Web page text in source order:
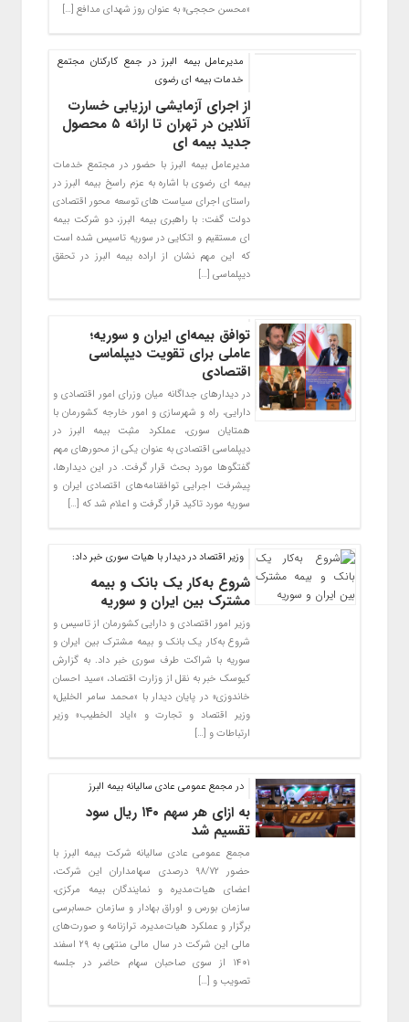
«محسن حججی» به عنوان روز شهدای مدافع […]
مدیرعامل بیمه البرز در جمع کارکنان مجتمع
خدمات بیمه ای رضوی
از اجرای آزمایشی ارزیابی خسارت
آنلاین در تهران تا ارائه ۵ محصول
جدید بیمه ای
مدیرعامل بیمه البرز با حضور در مجتمع خدمات
بیمه ای رضوی با اشاره به عزم راسخ بیمه البرز در
راستای اجرای سیاست های توسعه محور اقتصادی
دولت گفت: با راهبری بیمه البرز، دو شرکت بیمه
ای مستقیم و اتکایی در سوریه تاسیس شده است
که این مهم نشان از اراده بیمه البرز در تحقق
دیپلماسی […]
توافق بیمه‌ای ایران و سوریه؛
عاملی برای تقویت دیپلماسی
اقتصادی
در دیدارهای جداگانه میان وزرای امور اقتصادی و
دارایی، راه و شهرسازی و امور خارجه کشورمان با
همتایان سوری، عملکرد مثبت بیمه البرز در
دیپلماسی اقتصادی به عنوان یکی از محورهای مهم
گفتگوها مورد بحث قرار گرفت. در این دیدارها،
پیشرفت اجرایی توافقنامه‌های اقتصادی ایران و
سوریه مورد تاکید قرار گرفت و اعلام شد که […]
وزیر اقتصاد در دیدار با هیات سوری خبر داد:
شروع به‌کار یک بانک و بیمه
مشترک بین ایران و سوریه
وزیر امور اقتصادی و دارایی کشورمان از تاسیس و
شروع به‌کار یک بانک و بیمه مشترک بین ایران و
سوریه با شراکت طرف سوری خبر داد. به گزارش
کیوسک خبر به نقل از وزارت اقتصاد، «سید احسان
خاندوزی» در پایان دیدار با «محمد سامر الخلیل»
وزیر اقتصاد و تجارت و «ایاد الخطیب» وزیر
ارتباطات و […]
در مجمع عمومی عادی سالیانه بیمه البرز
به ازای هر سهم ۱۴۰ ریال سود
تقسیم شد
مجمع عمومی عادی سالیانه شرکت بیمه البرز با
حضور ۹۸/۷۲ درصدی سهامداران این شرکت،
اعضای هیات‌مدیره و نمایندگان بیمه مرکزی،‌
سازمان بورس و اوراق بهادار و سازمان حسابرسی
برگزار و عملکرد هیات‌مدیره، ترازنامه و صورت‌های
مالی این شرکت در سال مالی منتهی به ۲۹ اسفند
۱۴۰۱ از سوی صاحبان سهام حاضر در جلسه
تصویب و […]